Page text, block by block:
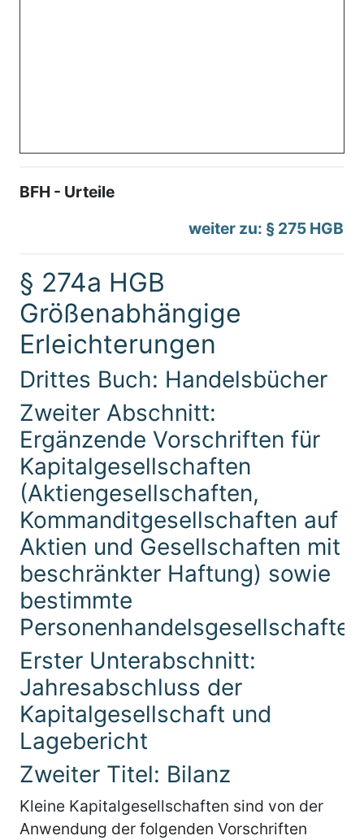
BFH - Urteile
weiter zu: § 275 HGB
§ 274a HGB
Größenabhängige
Erleichterungen
Drittes Buch: Handelsbücher
Zweiter Abschnitt:
Ergänzende Vorschriften für
Kapitalgesellschaften
(Aktiengesellschaften,
Kommanditgesellschaften auf
Aktien und Gesellschaften mit
beschränkter Haftung) sowie
bestimmte
Personenhandelsgesellschaften
Erster Unterabschnitt:
Jahresabschluss der
Kapitalgesellschaft und
Lagebericht
Zweiter Titel: Bilanz
Kleine Kapitalgesellschaften sind von der
Anwendung der folgenden Vorschriften